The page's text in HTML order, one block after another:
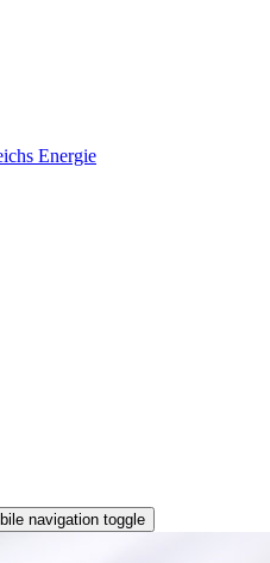
navigation toggle